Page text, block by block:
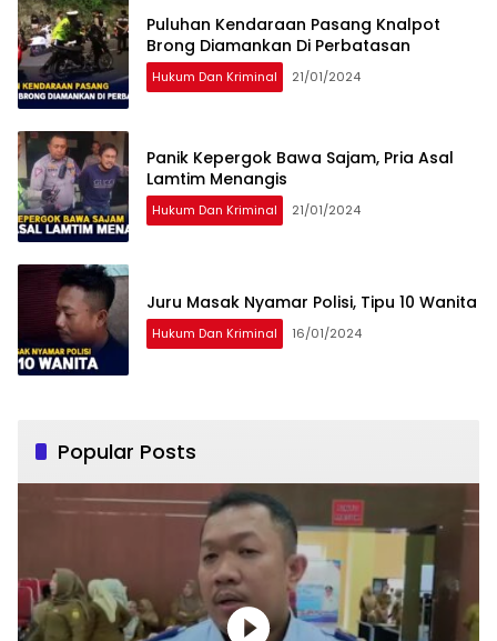
Puluhan Kendaraan Pasang Knalpot
Brong Diamankan Di Perbatasan
Hukum Dan Kriminal 21/01/2024
Panik Kepergok Bawa Sajam, Pria Asal
Lamtim Menangis
Hukum Dan Kriminal 21/01/2024
Juru Masak Nyamar Polisi, Tipu 10 Wanita
Hukum Dan Kriminal 16/01/2024
Popular Posts